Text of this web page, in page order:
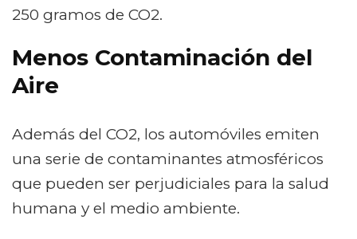
250 gramos de CO2.
Menos Contaminación del
Aire
Además del CO2, los automóviles emiten
una serie de contaminantes atmosféricos
que pueden ser perjudiciales para la salud
humana y el medio ambiente.